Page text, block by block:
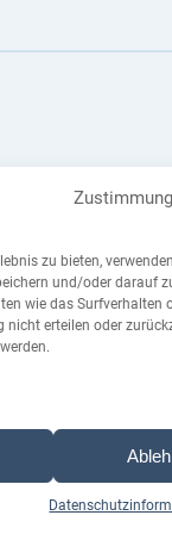
zu bieten,
und/oder darauf
wie das Surfverhalten
nicht erteilen oder